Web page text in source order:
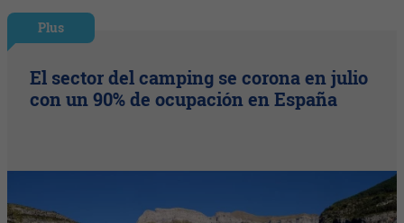
Plus
El sector del camping se corona en julio
con un 90% de ocupación en España